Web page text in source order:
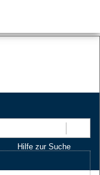
Hilfe zur Suche